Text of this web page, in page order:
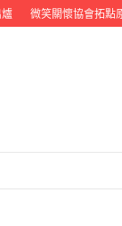
微笑關懷協會拓點原